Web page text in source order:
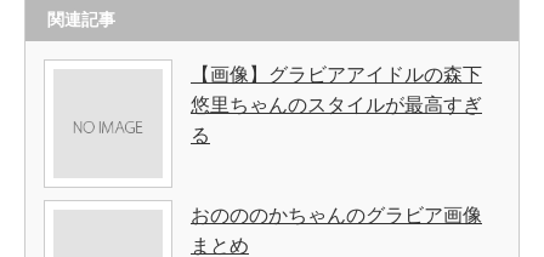
関連記事
【画像】グラビアアイドルの森下
悠里ちゃんのスタイルが最高すぎ
る
おのののかちゃんのグラビア画像
まとめ